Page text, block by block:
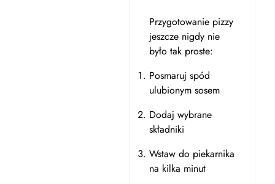
Przygotowanie pizzy
jeszcze nigdy nie
było tak proste:
Posmaruj spód
ulubionym sosem
Dodaj wybrane
składniki
Wstaw do piekarnika
na kilka minut